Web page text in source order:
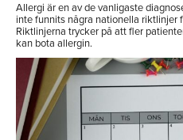
Allergi är en av de vanligaste
inte funnits några nationella riktlinjer
Riktlinjerna trycker på att fler
kan bota allergin.